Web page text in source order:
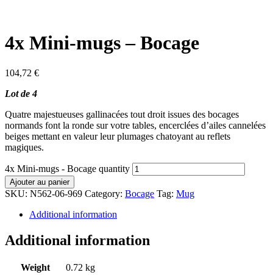
4x Mini-mugs – Bocage
104,72 €
Lot de 4
Quatre majestueuses gallinacées tout droit issues des bocages
normands font la ronde sur votre tables, encerclées d’ailes cannelées
beiges mettant en valeur leur plumages chatoyant au reflets
magiques.
4x Mini-mugs - Bocage quantity
Ajouter au panier
SKU: N562-06-969 Category: Bocage Tag: Mug
Additional information
Additional information
Weight
0.72 kg